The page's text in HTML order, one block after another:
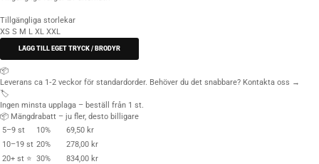
Tillgängliga storlekar
XS S M L XL XXL
LÄGG TILL EGET TRYCK / BRODYR
📦
Leverans ca 1‑2 veckor för standardorder. Behöver du det snabbare? Kontakta oss →
🏷️
Ingen minsta upplaga – beställ från 1 st.
📦 Mängdrabatt – ju fler, desto billigare
5–9 st
10%
69,50 kr
10–19 st 20%
278,00 kr
20+ st ⭐ 30%
834,00 kr